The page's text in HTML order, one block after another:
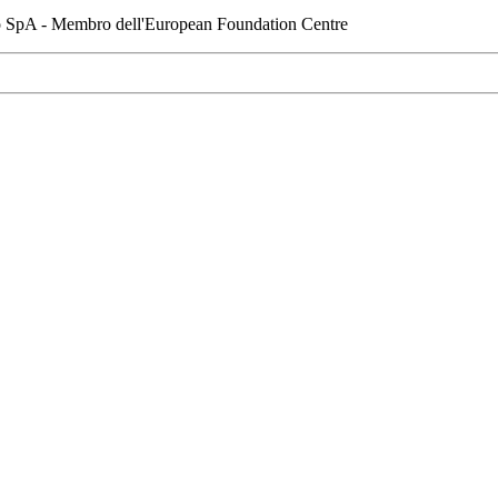
- Membro dell'European Foundation Centre